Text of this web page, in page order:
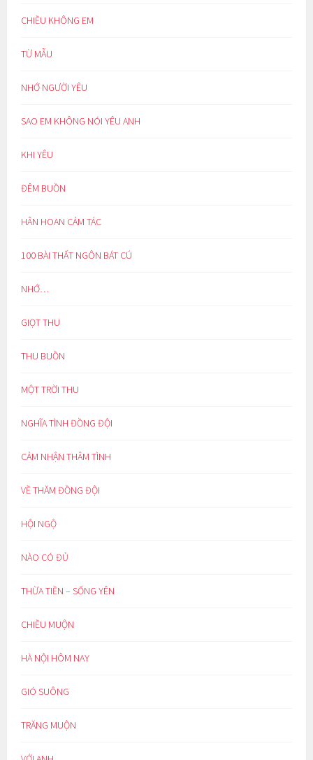
CHIỀU KHÔNG EM
TỪ MẪU
NHỚ NGƯỜI YÊU
SAO EM KHÔNG NÓI YÊU ANH
KHI YÊU
ĐÊM BUỒN
HÂN HOAN CẢM TÁC
100 BÀI THẤT NGÔN BÁT CÚ
NHỚ…
GIỌT THU
THU BUỒN
MỘT TRỜI THU
NGHĨA TÌNH ĐỒNG ĐỘI
CẢM NHẬN THÂM TÌNH
VỀ THĂM ĐỒNG ĐỘI
HỘI NGỘ
NÀO CÓ ĐỦ
THỪA TIỀN – SỐNG YÊN
CHIỀU MUỘN
HÀ NỘI HÔM NAY
GIÓ SUÔNG
TRĂNG MUỘN